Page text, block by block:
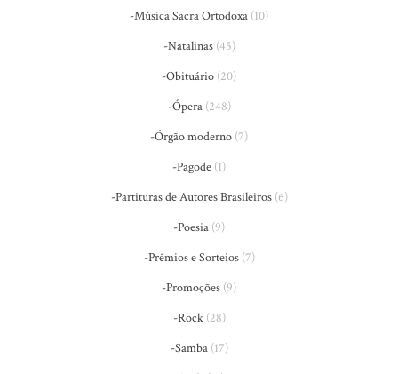
-Música Sacra Ortodoxa (10)
-Natalinas(45)
-Obituário (20)
-Ópera(248)
-Órgão moderno (7)
-Pagode (1)
-Partituras de Autores Brasileiros(6)
-Poesia (9)
-Prêmios e Sorteios(7)
-Promoções (9)
-Rock(28)
-Samba(17)